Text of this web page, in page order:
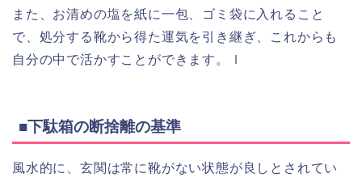
また、お清めの塩を紙に一包、ゴミ袋に入れること
で、処分する靴から得た運気を引き継ぎ、これからも
自分の中で活かすことができます。ｌ
■下駄箱の断捨離の基準
風水的に、玄関は常に靴がない状態が良しとされてい